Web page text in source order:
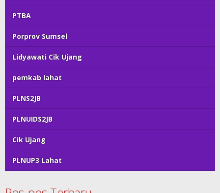
PTBA
Porprov Sumsel
Lidyawati Cik Ujang
pemkab lahat
PLNS2JB
PLNUIDS2JB
Cik Ujang
PLNUP3 Lahat